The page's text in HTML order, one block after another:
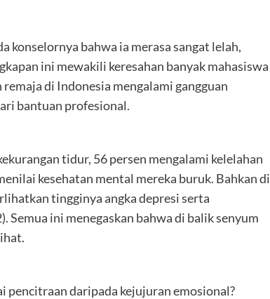
konselornya bahwa ia merasa sangat lelah,
ini mewakili keresahan banyak mahasiswa
di Indonesia mengalami gangguan
bantuan profesional.
tidur, 56 persen mengalami kelelahan
kesehatan mental mereka buruk. Bahkan di
tingginya angka depresi serta
ini menegaskan bahwa di balik senyum
pencitraan daripada kejujuran emosional?